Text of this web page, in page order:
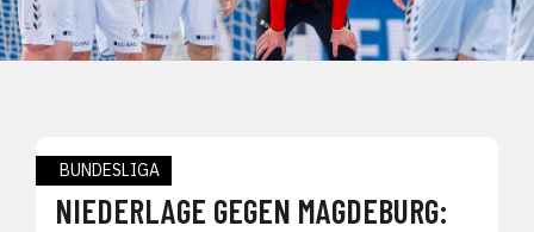
BUNDESLIGA
NIEDERLAGE GEGEN MAGDEBURG: